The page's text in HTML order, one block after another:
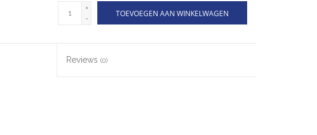
+
-
TOEVOEGEN AAN WINKELWAGEN
Reviews(0)